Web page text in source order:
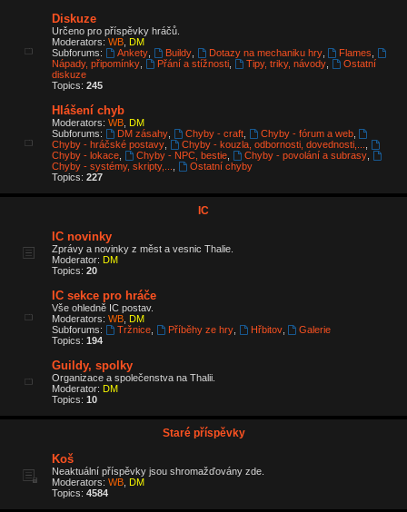
Diskuze
Určeno pro příspěvky hráčů.
Moderators: WB DM
Subforums:
Ankety, Buildy, Dotazy na mechaniku hry, Flames
Nápady, připomínky
Přání a stížnosti, Tipy, triky, návody,
Ostatní
diskuze
Topics: 245
Hlášení chyb
Moderators: WB DM
Subforums:
DM zásahy, Chyby - craft, Chyby - fórum a web,
Chyby - hráčské postavy
Chyby - kouzla, odbornosti, dovednosti,...
Chyby - lokace
Chyby - NPC, bestie, Chyby - povolání a subrasy,
Chyby - systémy, skripty,...
Ostatní chyby
Topics: 227
IC
IC novinky
Zprávy a novinky z měst a vesnic Thalie.
Moderator: DM
Topics: 20
IC sekce pro hráče
Vše ohledně IC postav.
Moderators: WB DM
Subforums:
Tržnice, Příběhy ze hry, Hřbitov,
Galerie
Topics: 194
Guildy, spolky
Organizace a společenstva na Thalii.
Moderator: DM
Topics: 10
Staré příspěvky
Koš
Neaktuální příspěvky jsou shromažďovány zde.
Moderators: WB DM
Topics: 4584